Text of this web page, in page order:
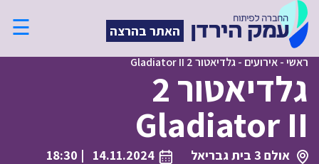
האתר בהרצה ☰
ראשי-אירועים -גלדיאטור 2 Gladiator II
גלדיאטור 2
Gladiator II
אולם 3 בית גבריאל 14.11.2024
| 18:30